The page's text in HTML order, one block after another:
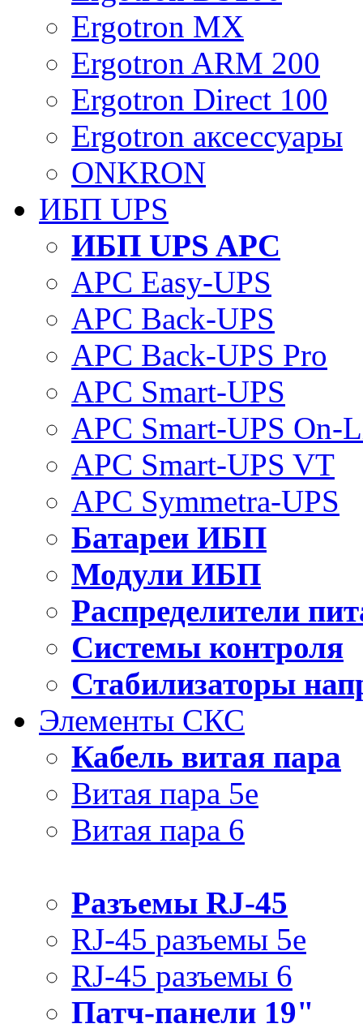
Ergotron MX
Ergotron ARM 200
Ergotron Direct 100
Ergotron аксессуары
ONKRON
ИБП UPS
ИБП UPS APC
APC Easy-UPS
APC Back-UPS
APC Back-UPS Pro
APC Smart-UPS
APC Smart-UPS On-
APC Smart-UPS VT
APC Symmetra-UPS
Батареи ИБП
Модули ИБП
Распределители
Системы контроля
Стабилизаторы
Элементы СКС
Кабель витая пара
Витая пара 5e
Витая пара 6
Разъемы RJ-45
RJ-45 разъемы 5e
RJ-45 разъемы 6
Патч-панели 19"